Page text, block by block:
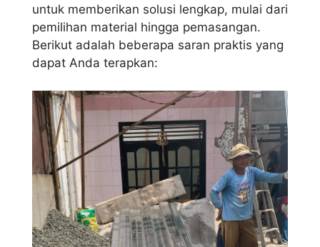
untuk memberikan solusi lengkap, mulai dari
pemilihan material hingga pemasangan.
Berikut adalah beberapa saran praktis yang
dapat Anda terapkan: